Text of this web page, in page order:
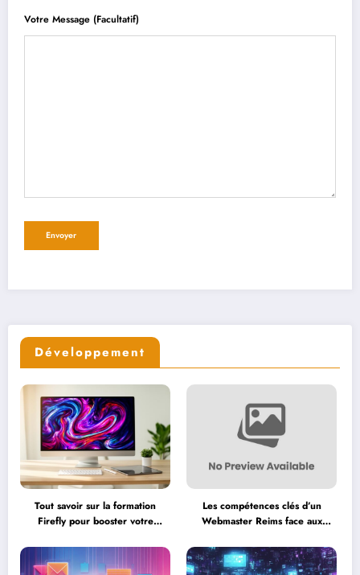
Votre Message (facultatif)
Développement
Tout savoir sur la formation
Firefly pour booster votre
Les compétences clés d’un
Webmaster Reims face aux